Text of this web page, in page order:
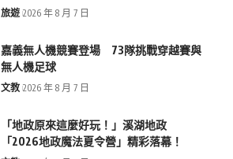
旅遊 2026 年 8 月 7 日
嘉義無人機競賽登場 73隊挑戰穿越賽與
無人機足球
文教 2026 年 8 月 7 日
「地政原來這麼好玩！」溪湖地政
「2026地政魔法夏令營」精彩落幕！